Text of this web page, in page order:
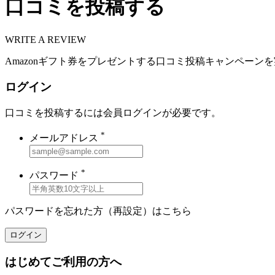
口コミを投稿する
WRITE A REVIEW
Amazonギフト券をプレゼントする口コミ投稿キャンペーン
ログイン
口コミを投稿するには会員ログインが必要です。
メールアドレス *
パスワード *
パスワードを忘れた方（再設定）はこちら
ログイン
はじめてご利用の方へ